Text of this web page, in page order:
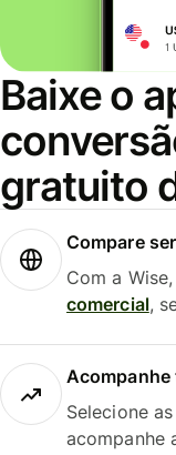
Baixe o
gratuito
Compare
Com a
comercial,
Acompanhe
Selecione
acompanhe